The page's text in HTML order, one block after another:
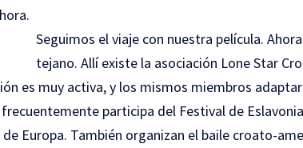
Seguimos el viaje con nuestra película.
tejano. Allí existe la asociación Lone Star
es muy activa, y los mismos miembros
participa del Festival de
Europa. También organizan el baile croato-